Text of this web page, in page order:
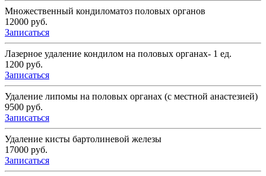
Множественный кондиломатоз половых органов
12000 руб.
Записаться
Лазерное удаление кондилом на половых органах- 1 ед.
1200 руб.
Записаться
Удаление липомы на половых органах (с местной анастезией)
9500 руб.
Записаться
Удаление кисты бартолиневой железы
17000 руб.
Записаться